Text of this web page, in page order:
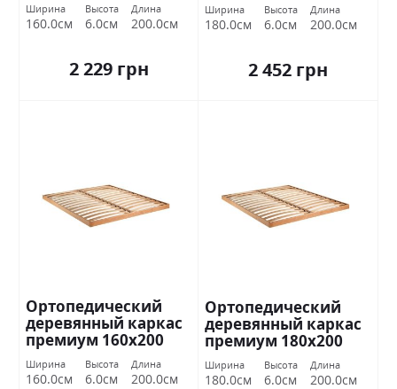
Ширина
160.0см
Высота
6.0см
Длина
200.0см
2 229 грн
Ширина
180.0см
Высота
6.0см
Длина
200.0см
2 452 грн
Ортопедический
деревянный каркас
премиум 160х200
Миромарк
Ширина
160.0см
Высота
6.0см
Длина
200.0см
Ортопедический
деревянный каркас
премиум 180х200
Миромарк
Ширина
180.0см
Высота
6.0см
Длина
200.0см